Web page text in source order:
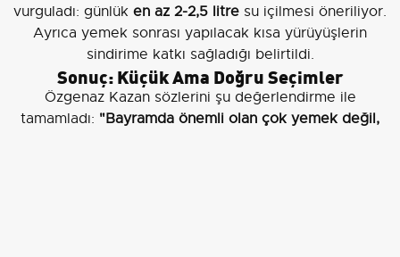
vurguladı: günlük en az 2-2,5 litre su içilmesi öneriliyor.
Ayrıca yemek sonrası yapılacak kısa yürüyüşlerin
sindirime katkı sağladığı belirtildi.
Sonuç: Küçük Ama Doğru Seçimler
Özgenaz Kazan sözlerini şu değerlendirme ile
tamamladı: "Bayramda önemli olan çok yemek değil,